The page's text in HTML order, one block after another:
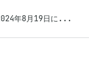
年8月19日に...